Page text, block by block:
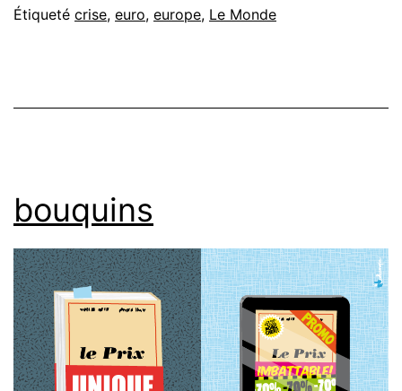
Étiqueté crise, euro, europe, Le Monde
bouquins